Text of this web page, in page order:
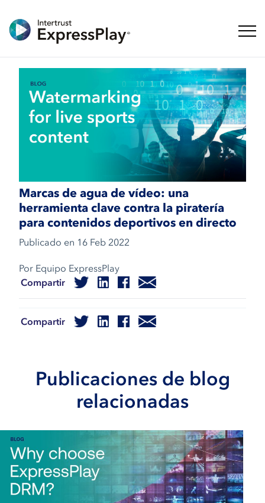
Marcas de agua de vídeo: una
herramienta clave contra la piratería
para contenidos deportivos en directo
Publicado en 16 Feb 2022
Por Equipo ExpressPlay
Compartir
Compartir
Publicaciones de blog
relacionadas